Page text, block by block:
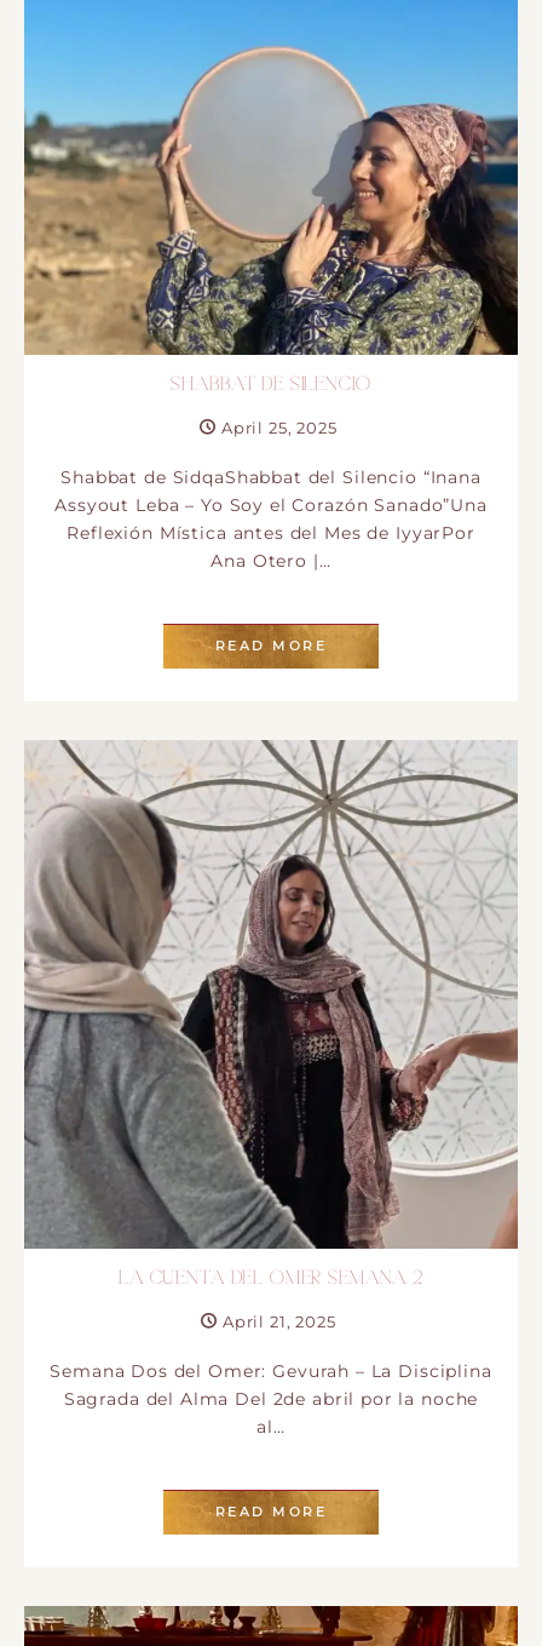
SHABBAT DE SILENCIO
April 25, 2025
Shabbat de SidqaShabbat del Silencio “Inana
Assyout Leba – Yo Soy el Corazón Sanado”Una
Reflexión Mística antes del Mes de IyyarPor
Ana Otero |…
READ MORE
LA CUENTA DEL OMER SEMANA 2
April 21, 2025
Semana Dos del Omer: Gevurah – La Disciplina
Sagrada del Alma Del 2de abril por la noche
al…
READ MORE